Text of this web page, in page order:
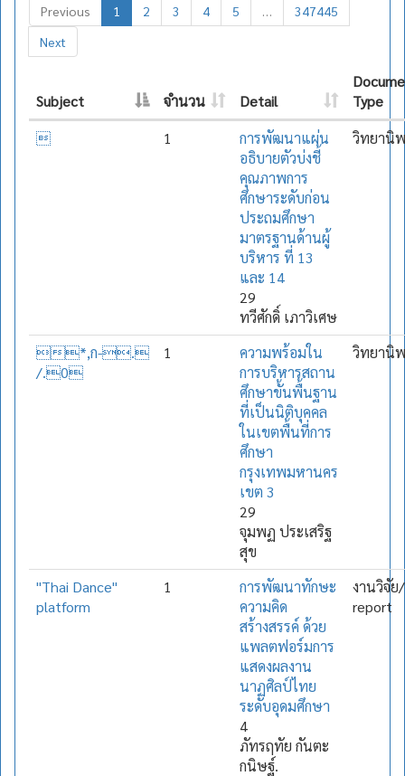
Previous 1 2 3 4 5 …
347445
Next
Subject จำนวน Detail
Type

1
การพัฒนาแผ่น
อธิบายตัวบ่งชี้
คุณภาพการ
ศึกษาระดับก่อน
ประถมศึกษา
มาตรฐานด้านผู้
บริหาร ที่ 13
และ 14
29
ทวีศักดิ์ เภาวิเศษ
วิทยานิ
*,ก-.
/.0
1
ความพร้อมใน
การบริหารสถาน
ศึกษาขั้นพื้นฐาน
ที่เป็นนิติบุคคล
ในเขตพื้นที่การ
ศึกษา
กรุงเทพมหานคร
เขต 3
29
จุมพฏ ประเสริฐ
สุข
วิทยานิ
"Thai Dance"
platform
1
การพัฒนาทักษะ
ความคิด
สร้างสรรค์ ด้วย
แพลตฟอร์มการ
แสดงผลงาน
นาฏศิลป์ไทย
ระดับอุดมศึกษา
4
ภัทรฤทัย กันตะ
กนิษฐ์.
งานวิจัย
report